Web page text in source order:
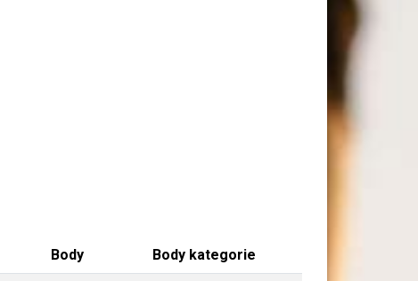
Body Body kategorie